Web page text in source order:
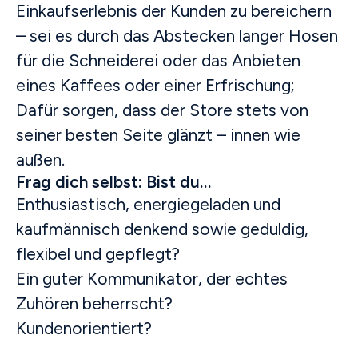
Einkaufserlebnis der Kunden zu bereichern
– sei es durch das Abstecken langer Hosen
für die Schneiderei oder das Anbieten
eines Kaffees oder einer Erfrischung;
Dafür sorgen, dass der Store stets von
seiner besten Seite glänzt – innen wie
außen.
Frag dich selbst: Bist du…
Enthusiastisch, energiegeladen und
kaufmännisch denkend sowie geduldig,
flexibel und gepflegt?
Ein guter Kommunikator, der echtes
Zuhören beherrscht?
Kundenorientiert?